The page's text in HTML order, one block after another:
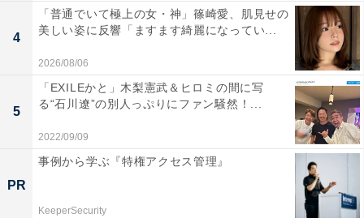
4
「普通でいて極上の女・神」篠崎愛、肌見せの
美しい姿に反響「ますます綺麗になってい...
2026/08/06
5
「EXILEかと」木梨憲武＆ヒロミの間に写
る“石川遼”の別人っぷりにファン騒然！...
2022/09/09
PR
事例から学ぶ『特権アクセス管理』
KeeperSecurity